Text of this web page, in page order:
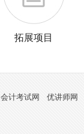
拓展项目
会计考试网 优讲师网